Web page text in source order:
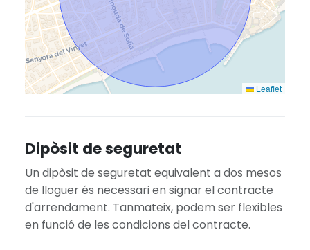
Leaflet
Dipòsit de seguretat
Un dipòsit de seguretat equivalent a dos mesos
de lloguer és necessari en signar el contracte
d'arrendament. Tanmateix, podem ser flexibles
en funció de les condicions del contracte.